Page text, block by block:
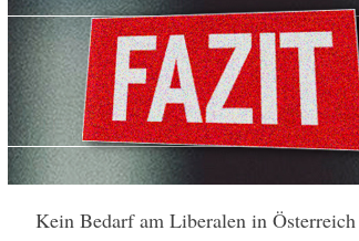
Kein Bedarf am Liberalen in Österreich